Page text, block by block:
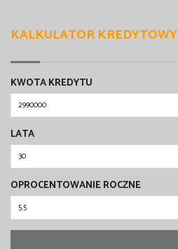
KALKULATOR KREDYTOWY
KWOTA KREDYTU
LATA
OPROCENTOWANIE ROCZNE